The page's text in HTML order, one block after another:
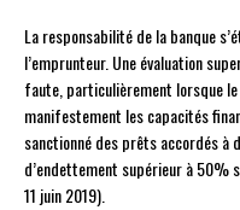
La responsabilité de la banque
l’emprunteur. Une évaluation
faute, particulièrement lorsque
manifestement les capacités
sanctionné des prêts accordés à
d’endettement supérieur à 50%
11 juin 2019).